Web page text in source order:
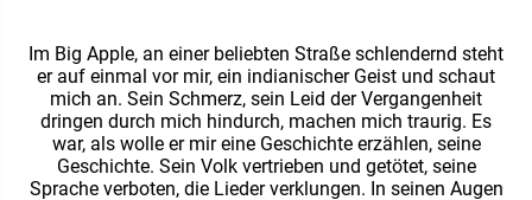
Im Big Apple, an einer beliebten Straße schlendernd steht
er auf einmal vor mir, ein indianischer Geist und schaut
mich an. Sein Schmerz, sein Leid der Vergangenheit
dringen durch mich hindurch, machen mich traurig. Es
war, als wolle er mir eine Geschichte erzählen, seine
Geschichte. Sein Volk vertrieben und getötet, seine
Sprache verboten, die Lieder verklungen. In seinen Augen